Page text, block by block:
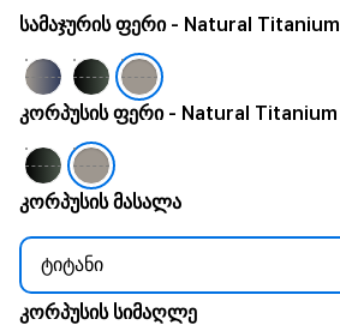
კორპუსის მასალა
ტიტანი
კორპუსის სიმაღლე
სამაჯურის ფერი- Natural Titanium
კორპუსის ფერი- Natural Titanium